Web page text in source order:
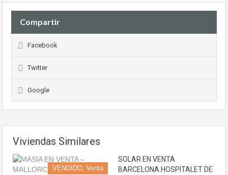
Compartir
Facebook
Twitter
Google
Viviendas Similares
VENDIDO, Venta
SOLAR EN VENTA
BARCELONA.HOSPITALET DE